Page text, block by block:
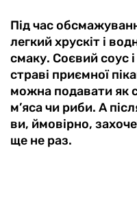
Під час
легкий хрускіт і
смаку. Соєвий соус
страві приємної
можна подавати як
м’яса чи риби. А
ви, ймовірно,
ще не раз.